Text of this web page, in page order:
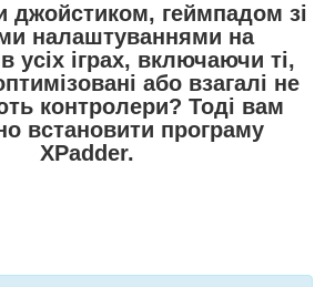
джойстиком, геймпадом зі
налаштуваннями на
усіх іграх, включаючи ті,
або взагалі не
контролери? Тоді вам
встановити програму
XPadder.